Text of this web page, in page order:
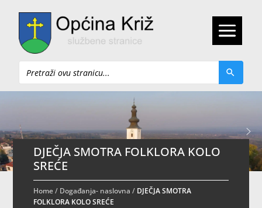
Pretraži
DJEČJA SMOTRA FOLKLORA KOLO
SREĆE
Home/ Događanja- naslovna / DJEČJA SMOTRA
FOLKLORA KOLO SREĆE